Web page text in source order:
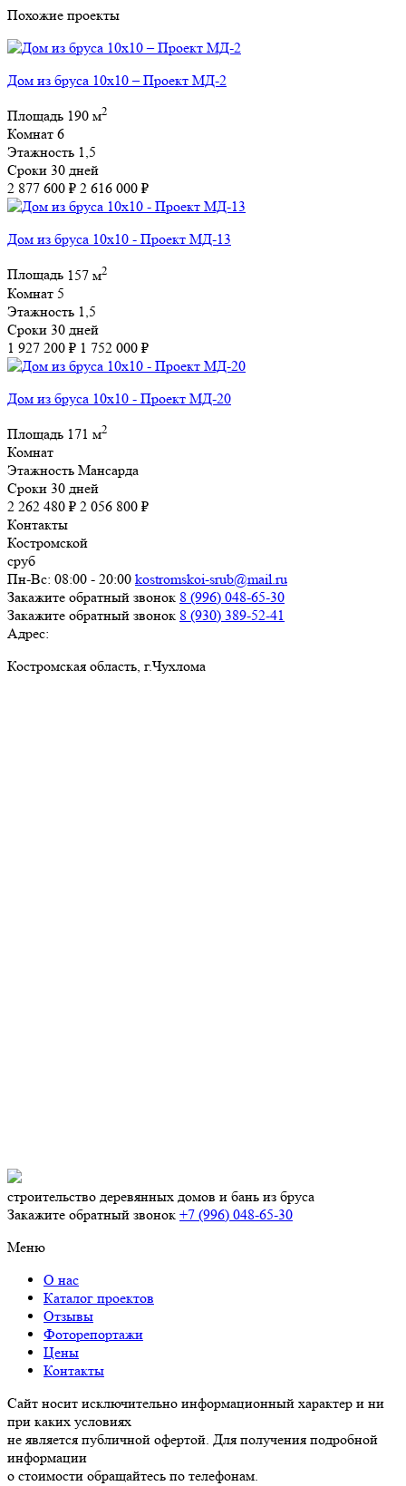
Похожие проекты
Дом из бруса 10х10 – Проект МД-2
Площадь 190 м2
Комнат 6
Этажность 1,5
Сроки 30 дней
2 877 600 ₽ 2 616 000 ₽
Дом из бруса 10х10 - Проект МД-13
Площадь 157 м2
Комнат 5
Этажность 1,5
Сроки 30 дней
1 927 200 ₽ 1 752 000 ₽
Дом из бруса 10х10 - Проект МД-20
Площадь 171 м2
Комнат
Этажность Мансарда
Сроки 30 дней
2 262 480 ₽ 2 056 800 ₽
Контакты
Костромской
сруб
Пн-Вс: 08:00 - 20:00 kostromskoi-srub@mail.ru
Закажите обратный звонок 8 (996) 048-65-30
Закажите обратный звонок 8 (930) 389-52-41
Адрес:
Костромская область, г.Чухлома
строительство деревянных домов и бань из бруса
Закажите обратный звонок +7 (996) 048-65-30
Меню
О нас
Каталог проектов
Отзывы
Фоторепортажи
Цены
Контакты
Сайт носит исключительно информационный характер и ни
при каких условиях
не является публичной офертой. Для получения подробной
информации
о стоимости обращайтесь по телефонам.